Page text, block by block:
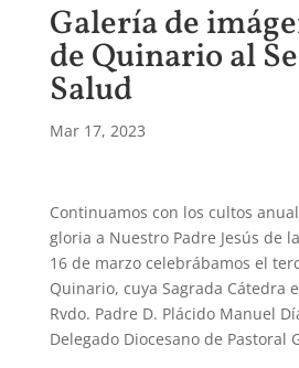
Galería de
de Quinario al
Salud
Mar 17, 2023
Continuamos con los cultos
gloria a Nuestro Padre Jesús de
16 de marzo celebrábamos el
Quinario, cuya Sagrada Cátedra
Rvdo. Padre D. Plácido Manuel
Delegado Diocesano de Pastoral